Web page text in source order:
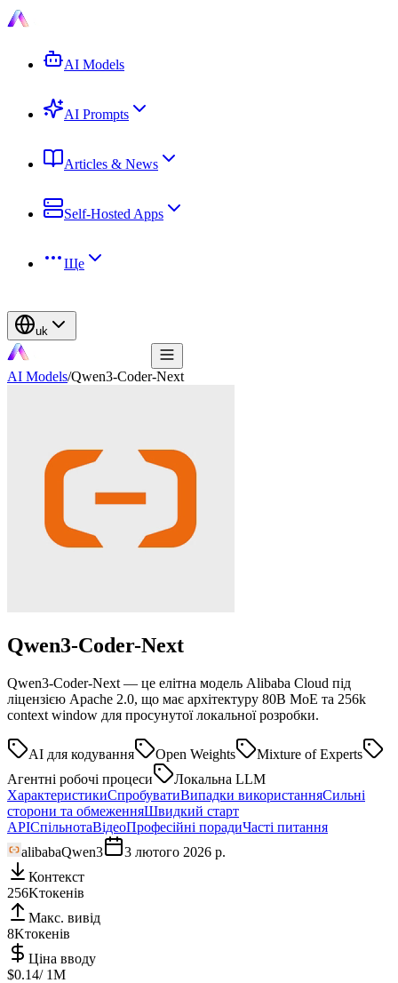
AI Models
AI Prompts
Articles & News
Self-Hosted Apps
Ще
uk
AI Models/Qwen3-Coder-Next
Qwen3-Coder-Next
Qwen3-Coder-Next — це елітна модель Alibaba Cloud під
ліцензією Apache 2.0, що має архітектуру 80B MoE та 256k
context window для просунутої локальної розробки.
AI для кодування Open Weights
Mixture of Experts
Агентні робочі процеси
Локальна LLM
ХарактеристикиСпробуватиВипадки використанняСильні
сторони та обмеженняШвидкий старт
APIСпільнотаВідеоПрофесійні порадиЧасті питання
alibabaQwen3
3 лютого 2026 р.
Контекст
256Kтокенів
Макс. вивід
8Kтокенів
Ціна вводу
$0.14/ 1M